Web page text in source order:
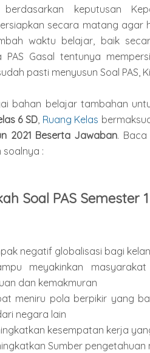
berdasarkan keputusan
secara matang agar
waktu belajar, baik
PAS Gasal tentunya
pasti menyusun Soal PAS,
bahan belajar tambahan
6 SD Ruang Kelas
2021 Beserta Jawaban.
soalnya :
Soal PAS Semester
negatif globalisasi bagi
meyakinkan
dan kemakmuran
meniru pola berpikir yang
negara lain
kesempatan kerja
Sumber